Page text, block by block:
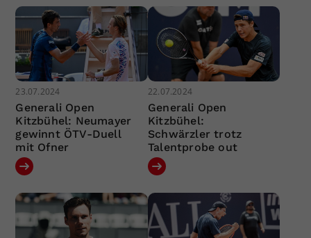
23.07.2024
Generali Open
Kitzbühel: Neumayer
gewinnt ÖTV-Duell
mit Ofner
22.07.2024
Generali Open
Kitzbühel:
Schwärzler trotz
Talentprobe out